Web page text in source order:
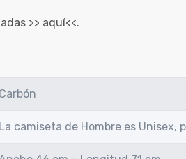
>> aquí<<.
Carbón
La camiseta de Hombre es Unisex,